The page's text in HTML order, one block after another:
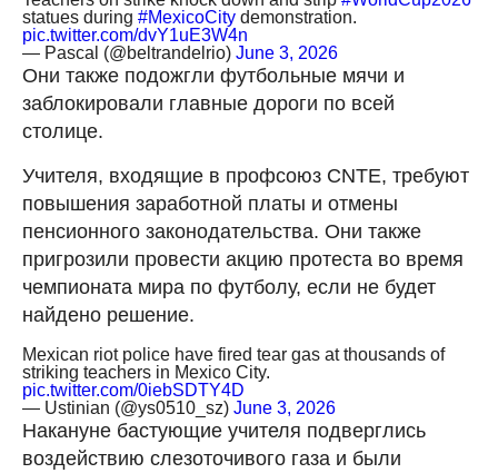
statues during #MexicoCity demonstration.
pic.twitter.com/dvY1uE3W4n
— Pascal (@beltrandelrio) June 3, 2026
Они также подожгли футбольные мячи и
заблокировали главные дороги по всей
столице.
Учителя, входящие в профсоюз CNTE, требуют
повышения заработной платы и отмены
пенсионного законодательства. Они также
пригрозили провести акцию протеста во время
чемпионата мира по футболу, если не будет
найдено решение.
Mexican riot police have fired tear gas at thousands of
striking teachers in Mexico City.
pic.twitter.com/0iebSDTY4D
— Ustinian (@ys0510_sz) June 3, 2026
Накануне бастующие учителя подверглись
воздействию слезоточивого газа и были